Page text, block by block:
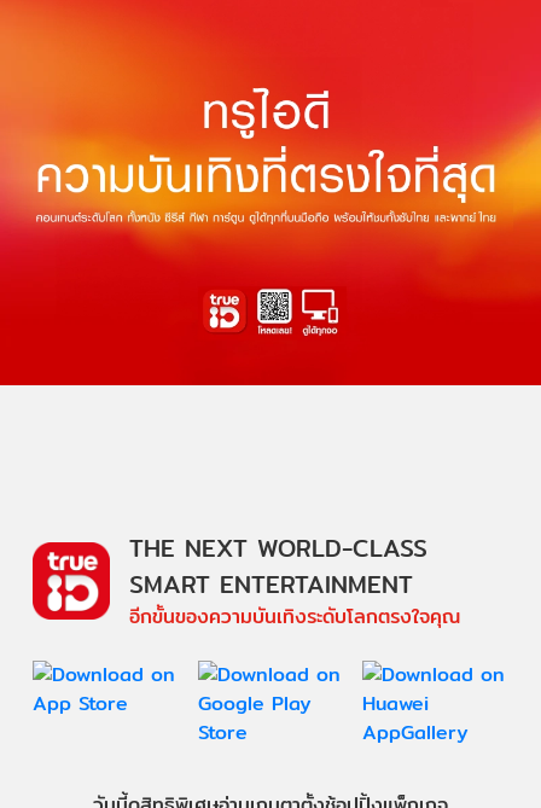
THE NEXT WORLD-CLASS
SMART ENTERTAINMENT
อีกขั้นของความบันเทิงระดับโลกตรงใจคุณ